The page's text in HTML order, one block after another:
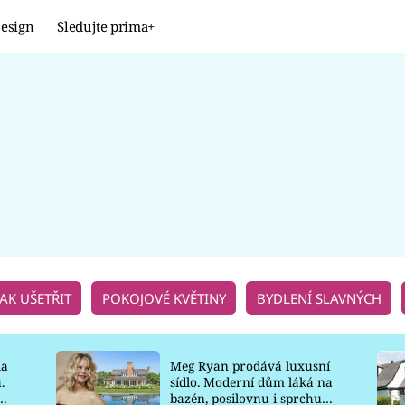
Sledujte prima+
UŠETŘIT POKOJOVÉ KVĚTINY BYDLENÍ SLAVNÝCH
Meg Ryan prodává luxusní
sídlo. Moderní dům láká na
bazén, posilovnu i sprchu